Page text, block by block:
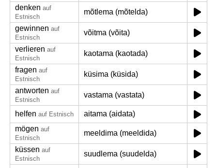
denken auf
Estnisch
mõtlema (mõtelda)
gewinnen auf
Estnisch
võitma (võita)
verlieren auf
Estnisch
kaotama (kaotada)
fragen auf
Estnisch
küsima (küsida)
antworten auf
Estnisch
vastama (vastata)
helfen auf Estnisch
aitama (aidata)
mögen auf
Estnisch
meeldima (meeldida)
küssen auf
Estnisch
suudlema (suudelda)